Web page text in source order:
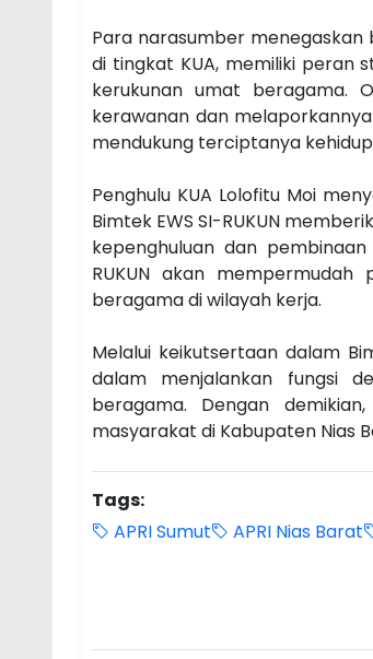
Para narasumber
di tingkat KUA, memiliki peran
kerukunan umat beragama.
kerawanan dan
mendukung terciptanya
Penghulu KUA Lolofitu Moi
Bimtek EWS SI-RUKUN
kepenghuluan dan
RUKUN akan
beragama di wilayah kerja.
Melalui keikutsertaan dalam
dalam menjalankan fungsi
beragama. Dengan
masyarakat di Kabupaten Nias
Tags:
APRI Sumut
APRI Nias Barat